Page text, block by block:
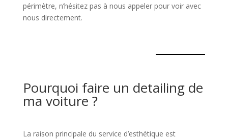
périmètre, n’hésitez pas à nous appeler pour voir avec
nous directement.
Pourquoi faire un detailing de
ma voiture ?
La raison principale du service d’esthétique est